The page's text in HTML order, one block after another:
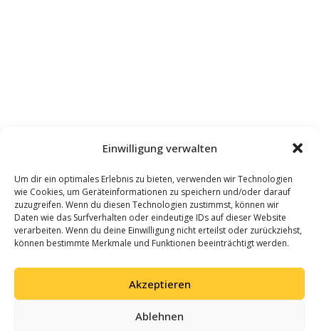
Einwilligung verwalten
Um dir ein optimales Erlebnis zu bieten, verwenden wir Technologien
wie Cookies, um Geräteinformationen zu speichern und/oder darauf
zuzugreifen. Wenn du diesen Technologien zustimmst, können wir
Daten wie das Surfverhalten oder eindeutige IDs auf dieser Website
verarbeiten. Wenn du deine Einwilligung nicht erteilst oder zurückziehst,
können bestimmte Merkmale und Funktionen beeinträchtigt werden.
Akzeptieren
Ablehnen